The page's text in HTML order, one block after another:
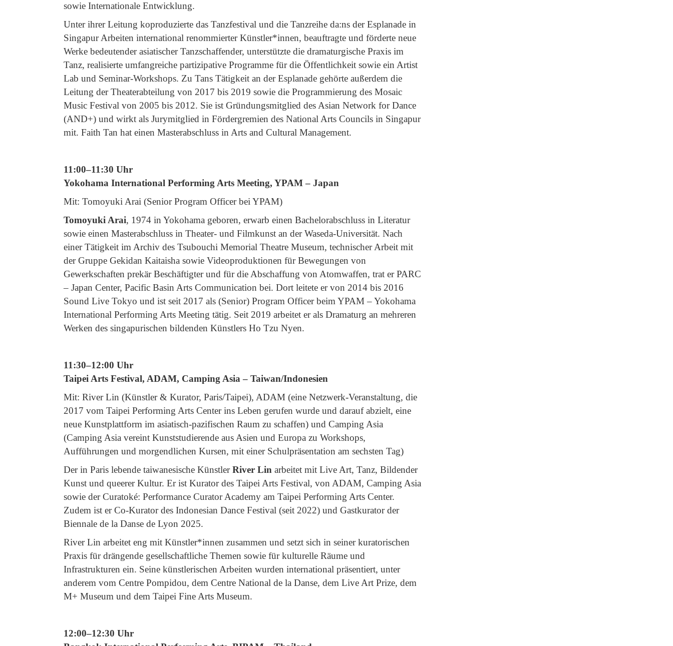
sowie Internationale Entwicklung.
Unter ihrer Leitung koproduzierte das Tanzfestival und die Tanzreihe da:ns der Esplanade in
Singapur Arbeiten international renommierter Künstler*innen, beauftragte und förderte neue
Werke bedeutender asiatischer Tanzschaffender, unterstützte die dramaturgische Praxis im
Tanz, realisierte umfangreiche partizipative Programme für die Öffentlichkeit sowie ein Artist
Lab und Seminar-Workshops. Zu Tans Tätigkeit an der Esplanade gehörte außerdem die
Leitung der Theaterabteilung von 2017 bis 2019 sowie die Programmierung des Mosaic
Music Festival von 2005 bis 2012. Sie ist Gründungsmitglied des Asian Network for Dance
(AND+) und wirkt als Jurymitglied in Fördergremien des National Arts Councils in Singapur
mit. Faith Tan hat einen Masterabschluss in Arts and Cultural Management.
11:00–11:30 Uhr
Yokohama International Performing Arts Meeting, YPAM – Japan
Mit: Tomoyuki Arai (Senior Program Officer bei YPAM)
Tomoyuki Arai, 1974 in Yokohama geboren, erwarb einen Bachelorabschluss in Literatur
sowie einen Masterabschluss in Theater- und Filmkunst an der Waseda-Universität. Nach
einer Tätigkeit im Archiv des Tsubouchi Memorial Theatre Museum, technischer Arbeit mit
der Gruppe Gekidan Kaitaisha sowie Videoproduktionen für Bewegungen von
Gewerkschaften prekär Beschäftigter und für die Abschaffung von Atomwaffen, trat er PARC
– Japan Center, Pacific Basin Arts Communication bei. Dort leitete er von 2014 bis 2016
Sound Live Tokyo und ist seit 2017 als (Senior) Program Officer beim YPAM – Yokohama
International Performing Arts Meeting tätig. Seit 2019 arbeitet er als Dramaturg an mehreren
Werken des singapurischen bildenden Künstlers Ho Tzu Nyen.
11:30–12:00 Uhr
Taipei Arts Festival, ADAM, Camping Asia – Taiwan/Indonesien
Mit: River Lin (Künstler & Kurator, Paris/Taipei), ADAM (eine Netzwerk-Veranstaltung, die
2017 vom Taipei Performing Arts Center ins Leben gerufen wurde und darauf abzielt, eine
neue Kunstplattform im asiatisch-pazifischen Raum zu schaffen) und Camping Asia
(Camping Asia vereint Kunststudierende aus Asien und Europa zu Workshops,
Aufführungen und morgendlichen Kursen, mit einer Schulpräsentation am sechsten Tag)
Der in Paris lebende taiwanesische KünstlerRiver Lin arbeitet mit Live Art, Tanz, Bildender
Kunst und queerer Kultur. Er ist Kurator des Taipei Arts Festival, von ADAM, Camping Asia
sowie der Curatoké: Performance Curator Academy am Taipei Performing Arts Center.
Zudem ist er Co-Kurator des Indonesian Dance Festival (seit 2022) und Gastkurator der
Biennale de la Danse de Lyon 2025.
River Lin arbeitet eng mit Künstler*innen zusammen und setzt sich in seiner kuratorischen
Praxis für drängende gesellschaftliche Themen sowie für kulturelle Räume und
Infrastrukturen ein. Seine künstlerischen Arbeiten wurden international präsentiert, unter
anderem vom Centre Pompidou, dem Centre National de la Danse, dem Live Art Prize, dem
M+ Museum und dem Taipei Fine Arts Museum.
12:00–12:30 Uhr